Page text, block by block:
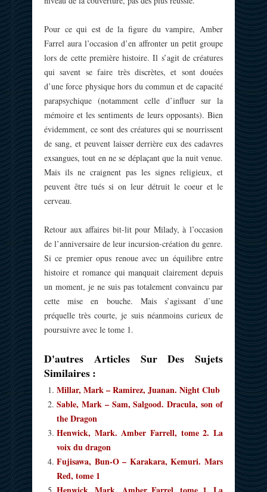
Pour ce qui est de la figure du vampire, Amber
Farrel aura l’occasion d’en affronter un petit groupe
lors de cette première histoire. Il s’agit de créatures
qui savent se faire très discrètes, et sont douées
d’une force physique hors du commun et de capacité
parapsychique (notamment celle d’influer sur la
mémoire et les sentiments de leurs opposants). Bien
évidemment, ce sont des créatures qui se nourrissent
de sang, et peuvent laisser derrière eux des cadavres
exsangues, tout en ne se déplaçant que la nuit venue.
Mais ils ne craignent pas les signes religieux, et
peuvent être tués si on leur détruit le coeur et le
cerveau.
Retour aux affaires bit-lit pour Milady, à l’occasion
de l’anniversaire de leur incursion-création du genre.
Si ce premier opus renoue avec un équilibre entre
histoire et romance qui manquait clairement depuis
un moment, je ne suis pas totalement convaincu par
cette mise en bouche. Mais s’agissant d’une
préquelle très courte, je suis néanmoins curieux de
poursuivre avec le tome 1.
D'autres Articles Sur Des Sujets
Similaires :
Millar, Mark – Ramirez, Juanan. Night Club
Sable, Mark – Sam, Salgood. Dracula, son of
the Dragon
Henwick, Mark. Amber Farrell, tome 2. La
voix du dragon
Fujisawa, Bun-O – Karakara, Kemuri. Mars
Red, tome 1